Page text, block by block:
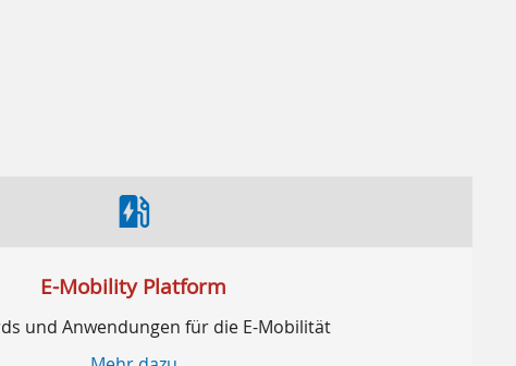
ev_station
E-Mobility Platform
und Anwendungen für die E-Mobilität